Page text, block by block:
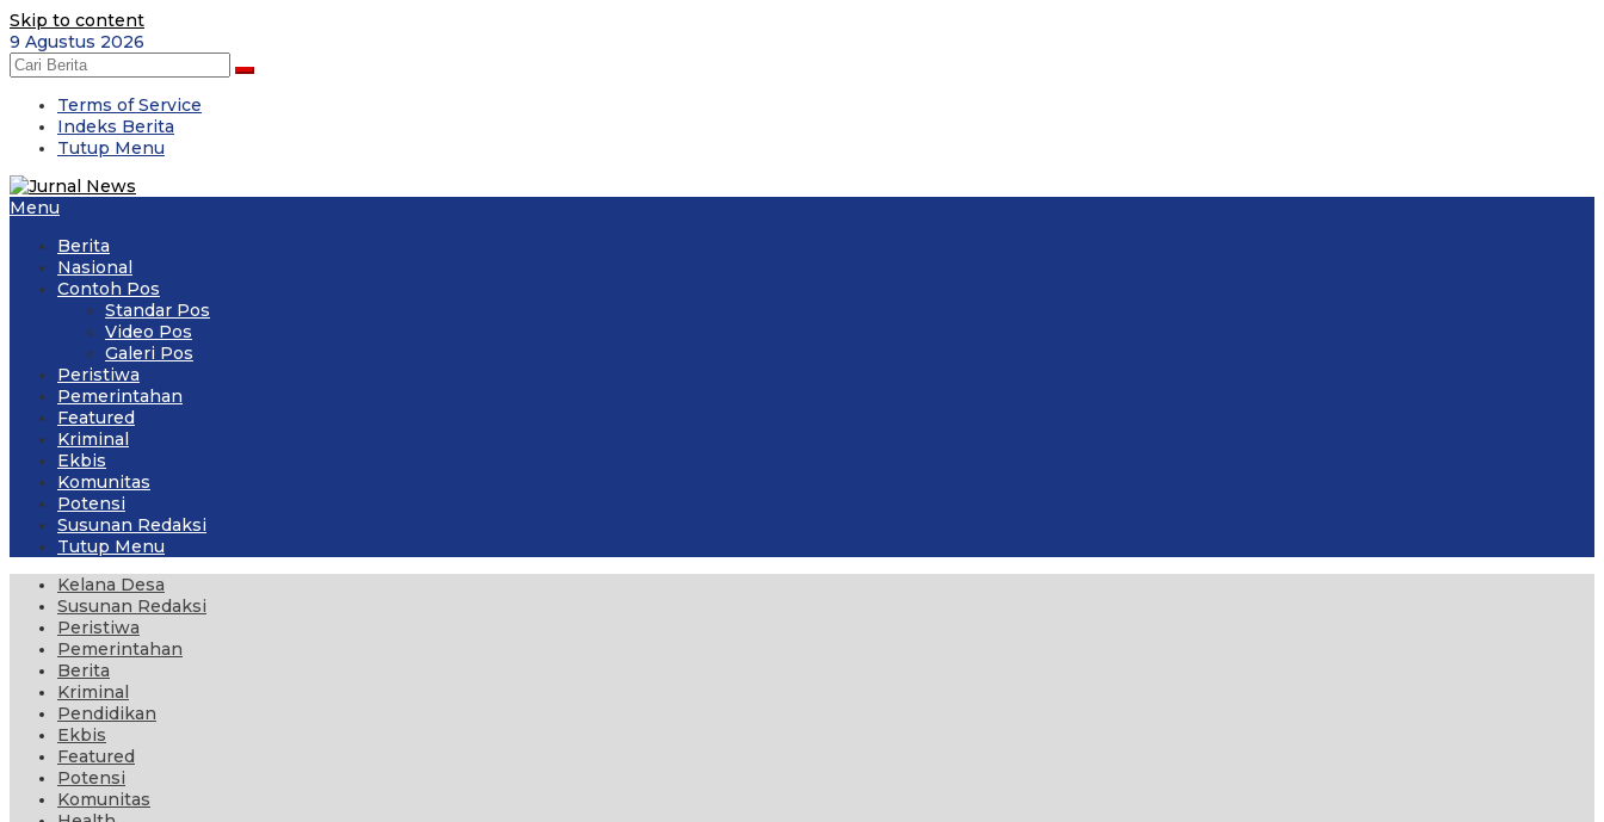
Skip to content
9 Agustus 2026
Terms of Service
Indeks Berita
Tutup Menu
Menu
Berita
Nasional
Contoh Pos
Standar Pos
Video Pos
Galeri Pos
Peristiwa
Pemerintahan
Featured
Kriminal
Ekbis
Komunitas
Potensi
Susunan Redaksi
Tutup Menu
Kelana Desa
Susunan Redaksi
Peristiwa
Pemerintahan
Berita
Kriminal
Pendidikan
Ekbis
Featured
Potensi
Komunitas